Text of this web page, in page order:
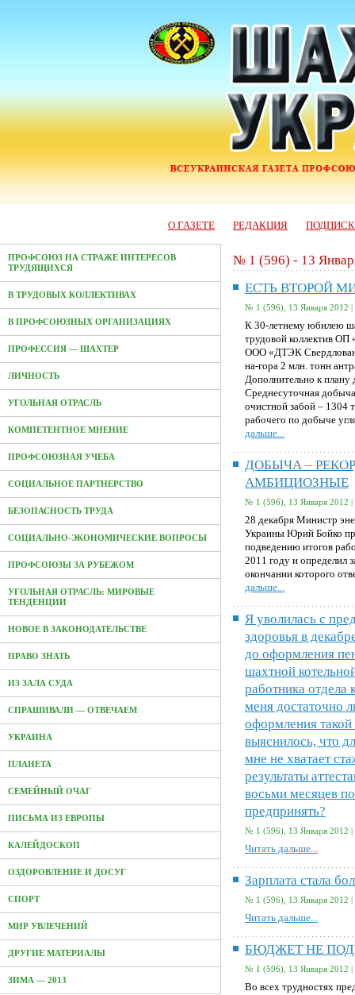
О ГАЗЕТЕ РЕДАКЦИЯ
ПРОФСОЮЗ НА СТРАЖЕ ИНТЕРЕСОВ
ТРУДЯЩИХСЯ
В ТРУДОВЫХ КОЛЛЕКТИВАХ
В ПРОФСОЮЗНЫХ ОРГАНИЗАЦИЯХ
ПРОФЕССИЯ — ШАХТЕР
ЛИЧНОСТЬ
УГОЛЬНАЯ ОТРАСЛЬ
КОМПЕТЕНТНОЕ МНЕНИЕ
ПРОФСОЮЗНАЯ УЧЕБА
СОЦИАЛЬНОЕ ПАРТНЕРСТВО
БЕЗОПАСНОСТЬ ТРУДА
СОЦИАЛЬНО-ЭКОНОМИЧЕСКИЕ ВОПРОСЫ
ПРОФСОЮЗЫ ЗА РУБЕЖОМ
УГОЛЬНАЯ ОТРАСЛЬ: МИРОВЫЕ
ТЕНДЕНЦИИ
НОВОЕ В ЗАКОНОДАТЕЛЬСТВЕ
ПРАВО ЗНАТЬ
ИЗ ЗАЛА СУДА
СПРАШИВАЛИ — ОТВЕЧАЕМ
УКРАИНА
ПЛАНЕТА
СЕМЕЙНЫЙ ОЧАГ
ПИСЬМА ИЗ ЕВРОПЫ
КАЛЕЙДОСКОП
ОЗДОРОВЛЕНИЕ И ДОСУГ
СПОРТ
МИР УВЛЕЧЕНИЙ
ДРУГИЕ МАТЕРИАЛЫ
ЗИМА — 2013
№ 1 (596) - 13
ЕСТЬ ВТОРОЙ
№ 1 (596), 13 Января 2012 |
К 30-летнему юбилею
трудовой коллектив
ООО «ДТЭК
на-гора 2 млн. тонн
Дополнительно к плану
Среднесуточная
очистной забой – 1304
рабочего по добыче
дальше...
ДОБЫЧА –
АМБИЦИОЗНЫЕ
№ 1 (596), 13 Января 2012 |
28 декабря Министр
Украины Юрий Бойко
подведению итогов
2011 году и определил
окончании которого
дальше...
Я уволилась с
здоровья в
до оформления
шахтной
работника отдела
меня достаточно
оформления
выяснилось, что
мне не хватает
результаты
восьми месяцев
предпринять?
№ 1 (596), 13 Января 2012 |
Читать дальше...
Зарплата стала
№ 1 (596), 13 Января 2012 |
Читать дальше...
БЮДЖЕТ НЕ
№ 1 (596), 13 Января 2012 |
Во всех трудностях